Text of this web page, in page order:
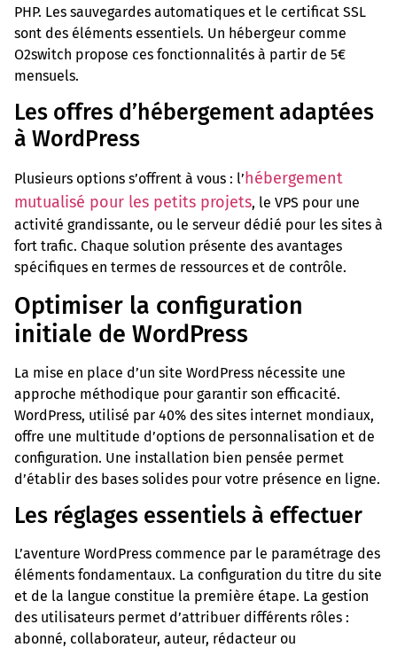
PHP. Les sauvegardes automatiques et le certificat SSL
sont des éléments essentiels. Un hébergeur comme
O2switch propose ces fonctionnalités à partir de 5€
mensuels.
Les offres d’hébergement adaptées
à WordPress
Plusieurs options s’offrent à vous : l’hébergement
mutualisé pour les petits projets, le VPS pour une
activité grandissante, ou le serveur dédié pour les sites à
fort trafic. Chaque solution présente des avantages
spécifiques en termes de ressources et de contrôle.
Optimiser la configuration
initiale de WordPress
La mise en place d’un site WordPress nécessite une
approche méthodique pour garantir son efficacité.
WordPress, utilisé par 40% des sites internet mondiaux,
offre une multitude d’options de personnalisation et de
configuration. Une installation bien pensée permet
d’établir des bases solides pour votre présence en ligne.
Les réglages essentiels à effectuer
L’aventure WordPress commence par le paramétrage des
éléments fondamentaux. La configuration du titre du site
et de la langue constitue la première étape. La gestion
des utilisateurs permet d’attribuer différents rôles :
abonné, collaborateur, auteur, rédacteur ou